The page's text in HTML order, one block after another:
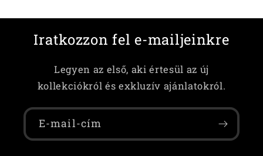
Iratkozzon fel e-mailjeinkre
Legyen az első, aki értesül az új
kollekciókról és exkluzív ajánlatokról.
E-mail-cím